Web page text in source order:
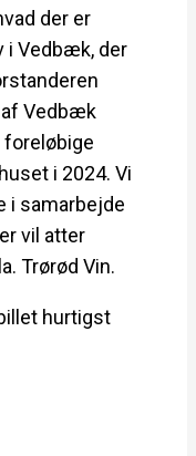
der er
i Vedbæk, der
Vedbæk
i 2024. Vi
i samarbejde
vil atter
Trørød Vin.
hurtigst